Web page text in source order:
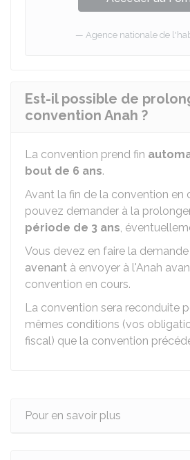
Agence nationale de
Est-il possible de
convention Anah ?
La convention prend fin
bout de 6 ans.
Avant la fin de la convention en
pouvez demander à la
période de 3 ans,
Vous devez en faire la
avenant à envoyer à l'Anah
convention en cours.
La convention sera reconduite
mêmes conditions (vos
fiscal) que la convention
Pour en savoir plus